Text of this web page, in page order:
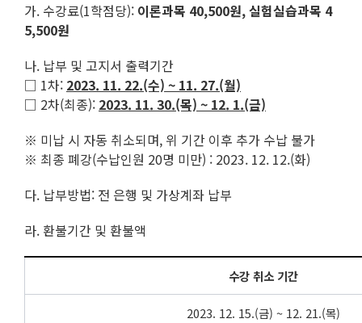
가. 수강료(1학점당): 이론과목 40,500원, 실험실습과목 4
5,500원
나. 납부 및 고지서 출력기간
□ 1차: 2023. 11. 22.(수) ~ 11. 27.(월)
□ 2차(최종): 2023. 11. 30.(목) ~ 12. 1.(금)
※ 미납 시 자동 취소되며, 위 기간 이후 추가 수납 불가
※ 최종 폐강(수납인원 20명 미만) : 2023. 12. 12.(화)
다. 납부방법: 전 은행 및 가상계좌 납부
라. 환불기간 및 환불액
수강 취소 기간
2023. 12. 15.(금) ~ 12. 21.(목)